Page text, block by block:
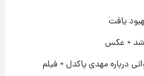
یافت
شد + عکس
درباره مهدی پاکدل + فیلم